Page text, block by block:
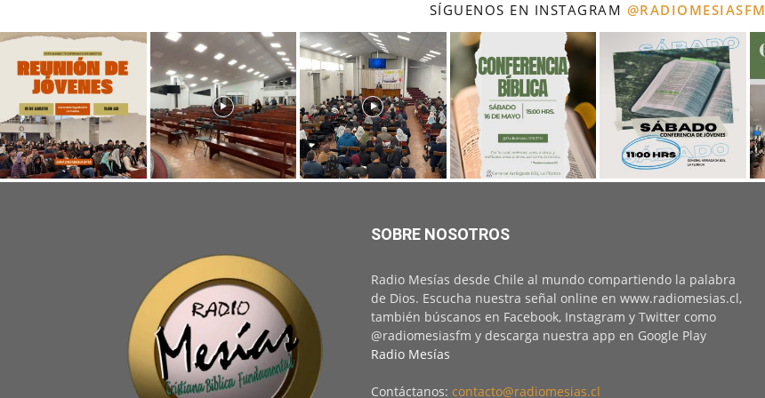
SÍGUENOS EN INSTAGRAM @RADIOMESIASFM
SOBRE NOSOTROS
Radio Mesías desde Chile al mundo compartiendo la palabra
de Dios. Escucha nuestra señal online en www.radiomesias.cl,
también búscanos en Facebook, Instagram y Twitter como
@radiomesiasfm y descarga nuestra app en Google Play
Radio Mesías
Contáctanos: contacto@radiomesias.cl